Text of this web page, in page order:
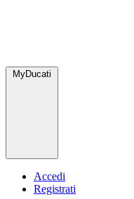
MyDucati
Accedi
Registrati